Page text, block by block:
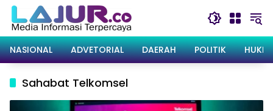
Langsung
konten
NASIONAL
ADVETORIAL DAERAH POLITIK
Sahabat Telkomsel